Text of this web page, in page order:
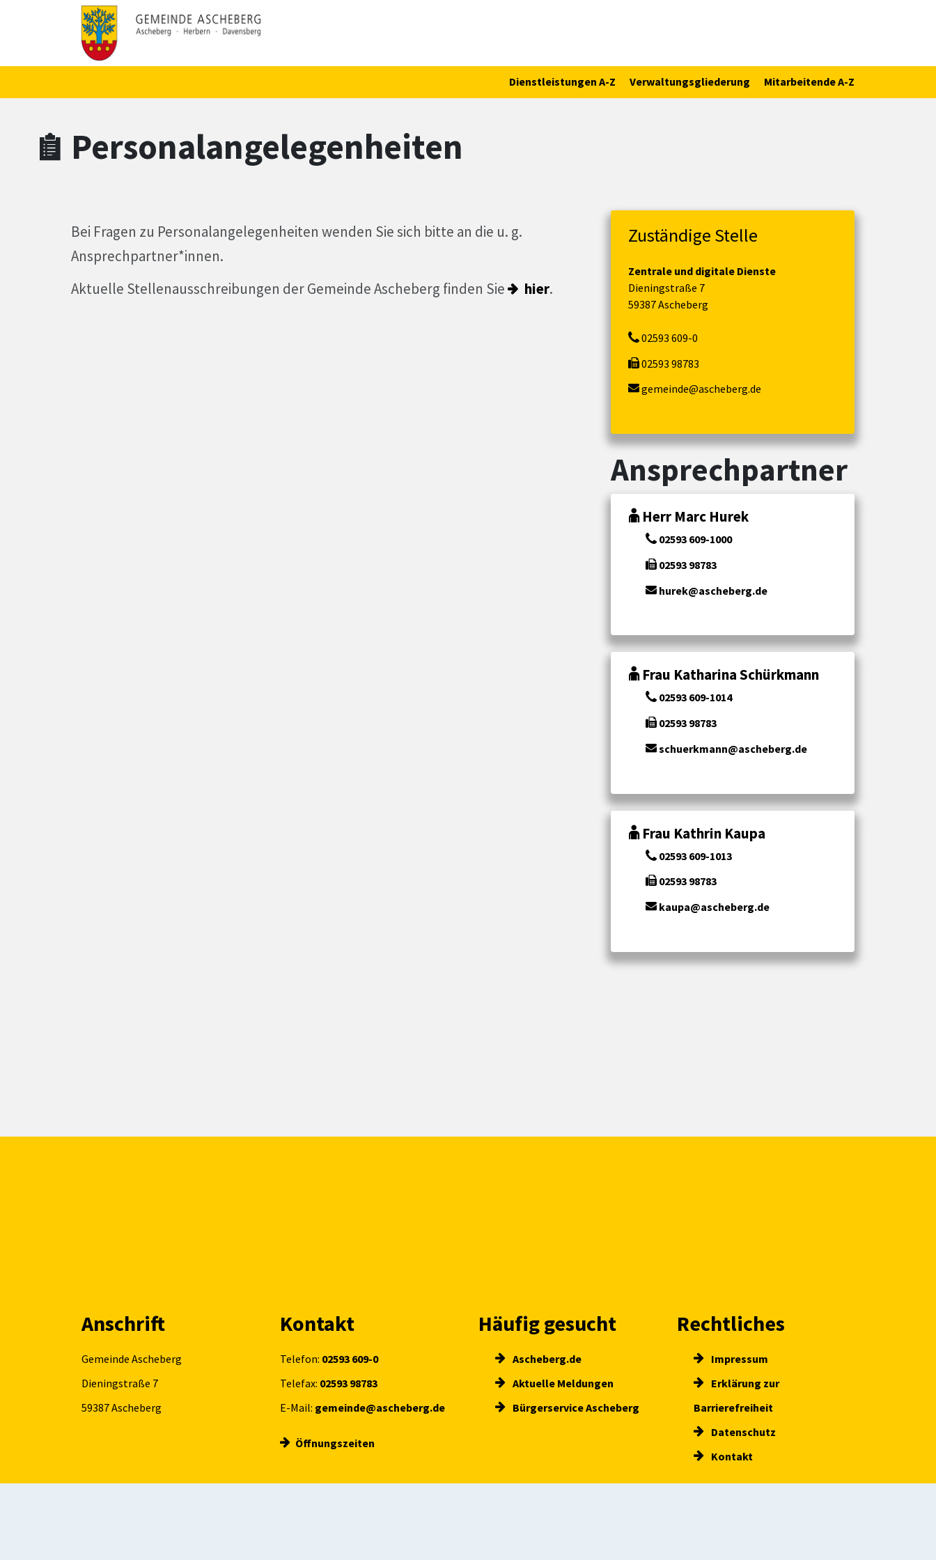
Zum Header
Zum Hauptinhalt
Zum Footer
Zum Hauptinhalt springen
Dienstleistungen A-Z Verwaltungsgliederung Mitarbeitende A-Z
Personalangelegenheiten
Bei Fragen zu Personalangelegenheiten wenden Sie sich bitte an die u. g.
Ansprechpartner*innen.
Aktuelle Stellenausschreibungen der Gemeinde Ascheberg finden Sie
hier.
Zuständige Stelle
Zentrale und digitale Dienste
Dieningstraße 7
59387 Ascheberg
02593 609-0
02593 98783
gemeinde@ascheberg.de
Ansprechpartner
Herr Marc Hurek
02593 609-1000
02593 98783
hurek@ascheberg.de
Frau Katharina Schürkmann
02593 609-1014
02593 98783
schuerkmann@ascheberg.de
Frau Kathrin Kaupa
02593 609-1013
02593 98783
kaupa@ascheberg.de
Anschrift
Gemeinde Ascheberg
Dieningstraße 7
59387Ascheberg
Kontakt
Telefon: 02593 609-0
Telefax: 02593 98783
E-Mail: gemeinde@ascheberg.de
Öffnungszeiten
Häufig gesucht
Ascheberg.de
Aktuelle Meldungen
Bürgerservice Ascheberg
Rechtliches
Impressum
Erklärung zur
Barrierefreiheit
Datenschutz
Kontakt